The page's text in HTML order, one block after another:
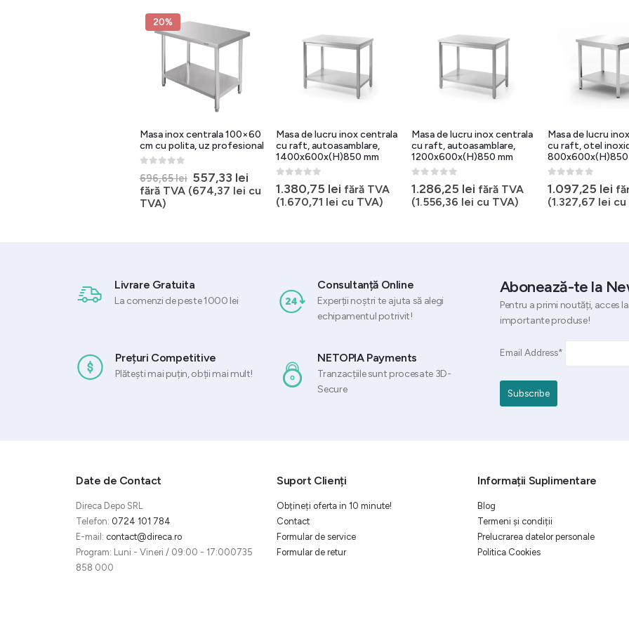
20%
Masa inox centrala 100×60
cm cu polita, uz profesional
696,65lei Prețul
inițial
557,33 leiPrețul
curent
este:
fără TVA (674,37 lei cu
TVA)
Masa de lucru inox centrala
cu raft, autoasamblare,
1400x600x(H)850 mm
0 out of 5
1.380,75 lei fără TVA
(1.670,71 lei cu TVA)
Masa de lucru inox centrala
cu raft, autoasamblare,
1200x600x(H)850 mm
0 out of 5
1.286,25 lei fără TVA
(1.556,36 lei cu TVA)
Masa de lucru
cu raft, otel
800x600x(H)850
0 out of 5
1.097,25 lei
(1.327,67 lei cu
Livrare Gratuita
La comenzi de peste 1000 lei
Consultanță Online
Experții noștri te ajuta să alegi
echipamentul potrivit!
Prețuri Competitive
Plătești mai puțin, obții mai mult!
NETOPIA Payments
Tranzacțiile sunt procesate 3D-
Secure
Abonează-te la
Pentru a primi noutăți, acces
importante produse!
Email Address*
Date de Contact
Direca Depo SRL
Telefon: 0724 101 784
E-mail: contact@direca.ro
Program: Luni - Vineri / 09:00 - 17:000735
858 000
Suport Clienți
Obțineți oferta in 10 minute!
Contact
Formular de service
Formular de retur
Informații Suplimentare
Blog
Termeni și condiții
Prelucrarea datelor personale
Politica Cookies